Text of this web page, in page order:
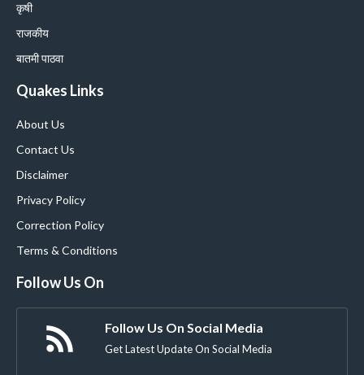
कृषी
राजकीय
बातमी पाठवा
Quakes Links
About Us
Contact Us
Disclaimer
Privacy Policy
Correction Policy
Terms & Conditions
Follow Us On
Follow Us On Social Media
Get Latest Update On Social Media